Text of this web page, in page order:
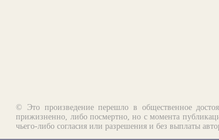
© Это произведение перешло в общественное
прижизненно, либо посмертно, но с момента
чьего-либо согласия или разрешения и без выплаты